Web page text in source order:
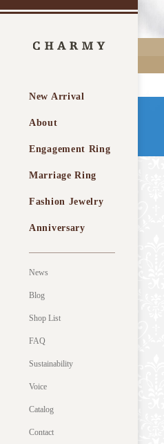
New Arrival
About
Engagement Ring
Marriage Ring
Fashion Jewelry
Anniversary
News
Blog
Shop List
FAQ
Sustainability
Voice
Catalog
Contact